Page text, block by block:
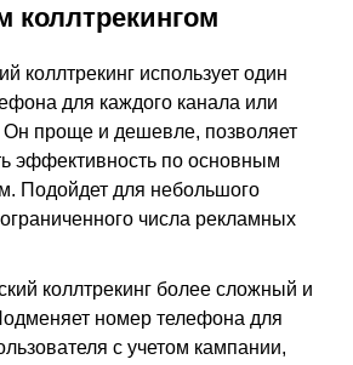
коллтрекингом
коллтрекинг использует один
для каждого канала или
Он проще и дешевле, позволяет
эффективность по основным
Подойдет для небольшого
числа рекламных
коллтрекинг более сложный и
номер телефона для
с учетом кампании,